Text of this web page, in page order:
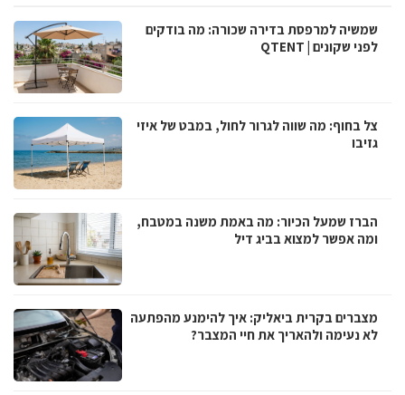
שמשיה למרפסת בדירה שכורה: מה בודקים
לפני שקונים | QTENT
צל בחוף: מה שווה לגרור לחול, במבט של איזי
גזיבו
הברז שמעל הכיור: מה באמת משנה במטבח,
ומה אפשר למצוא בביג דיל
מצברים בקרית ביאליק: איך להימנע מהפתעה
לא נעימה ולהאריך את חיי המצבר?